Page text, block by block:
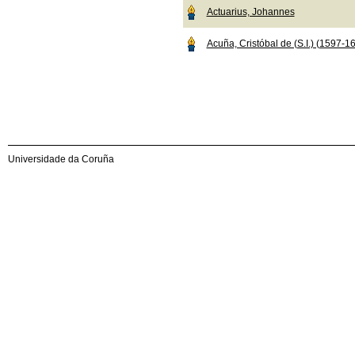
Actuarius, Johannes
Acuña, Cristóbal de (S.I.) (1597-
Universidade da Coruña